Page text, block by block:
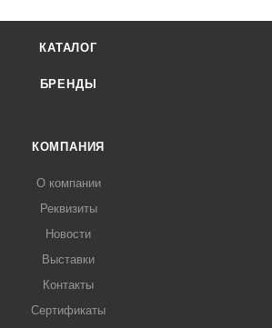
КАТАЛОГ
БРЕНДЫ
КОМПАНИЯ
О компании
Реквизиты
Новости
Выставки
Контакты
Сертификаты